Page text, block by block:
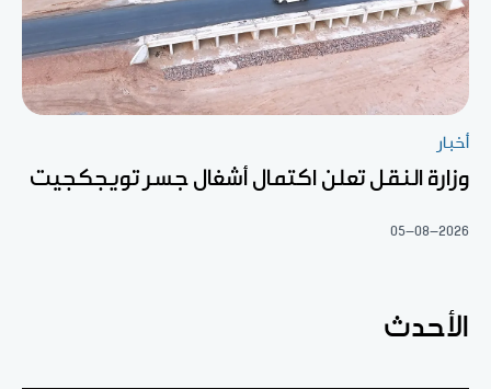
أخبار
وزارة النقل تعلن اكتمال أشغال جسر تويجكجيت
05-08-2026
الأحدث